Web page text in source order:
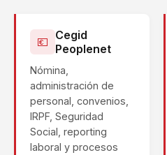
💶 Cegid
Peoplenet
Nómina,
administración de
personal, convenios,
IRPF, Seguridad
Social, reporting
laboral y procesos